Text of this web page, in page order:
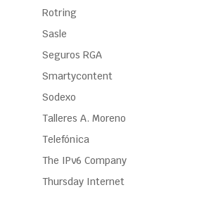
Rotring
Sasle
Seguros RGA
Smartycontent
Sodexo
Talleres A. Moreno
Telefónica
The IPv6 Company
Thursday Internet